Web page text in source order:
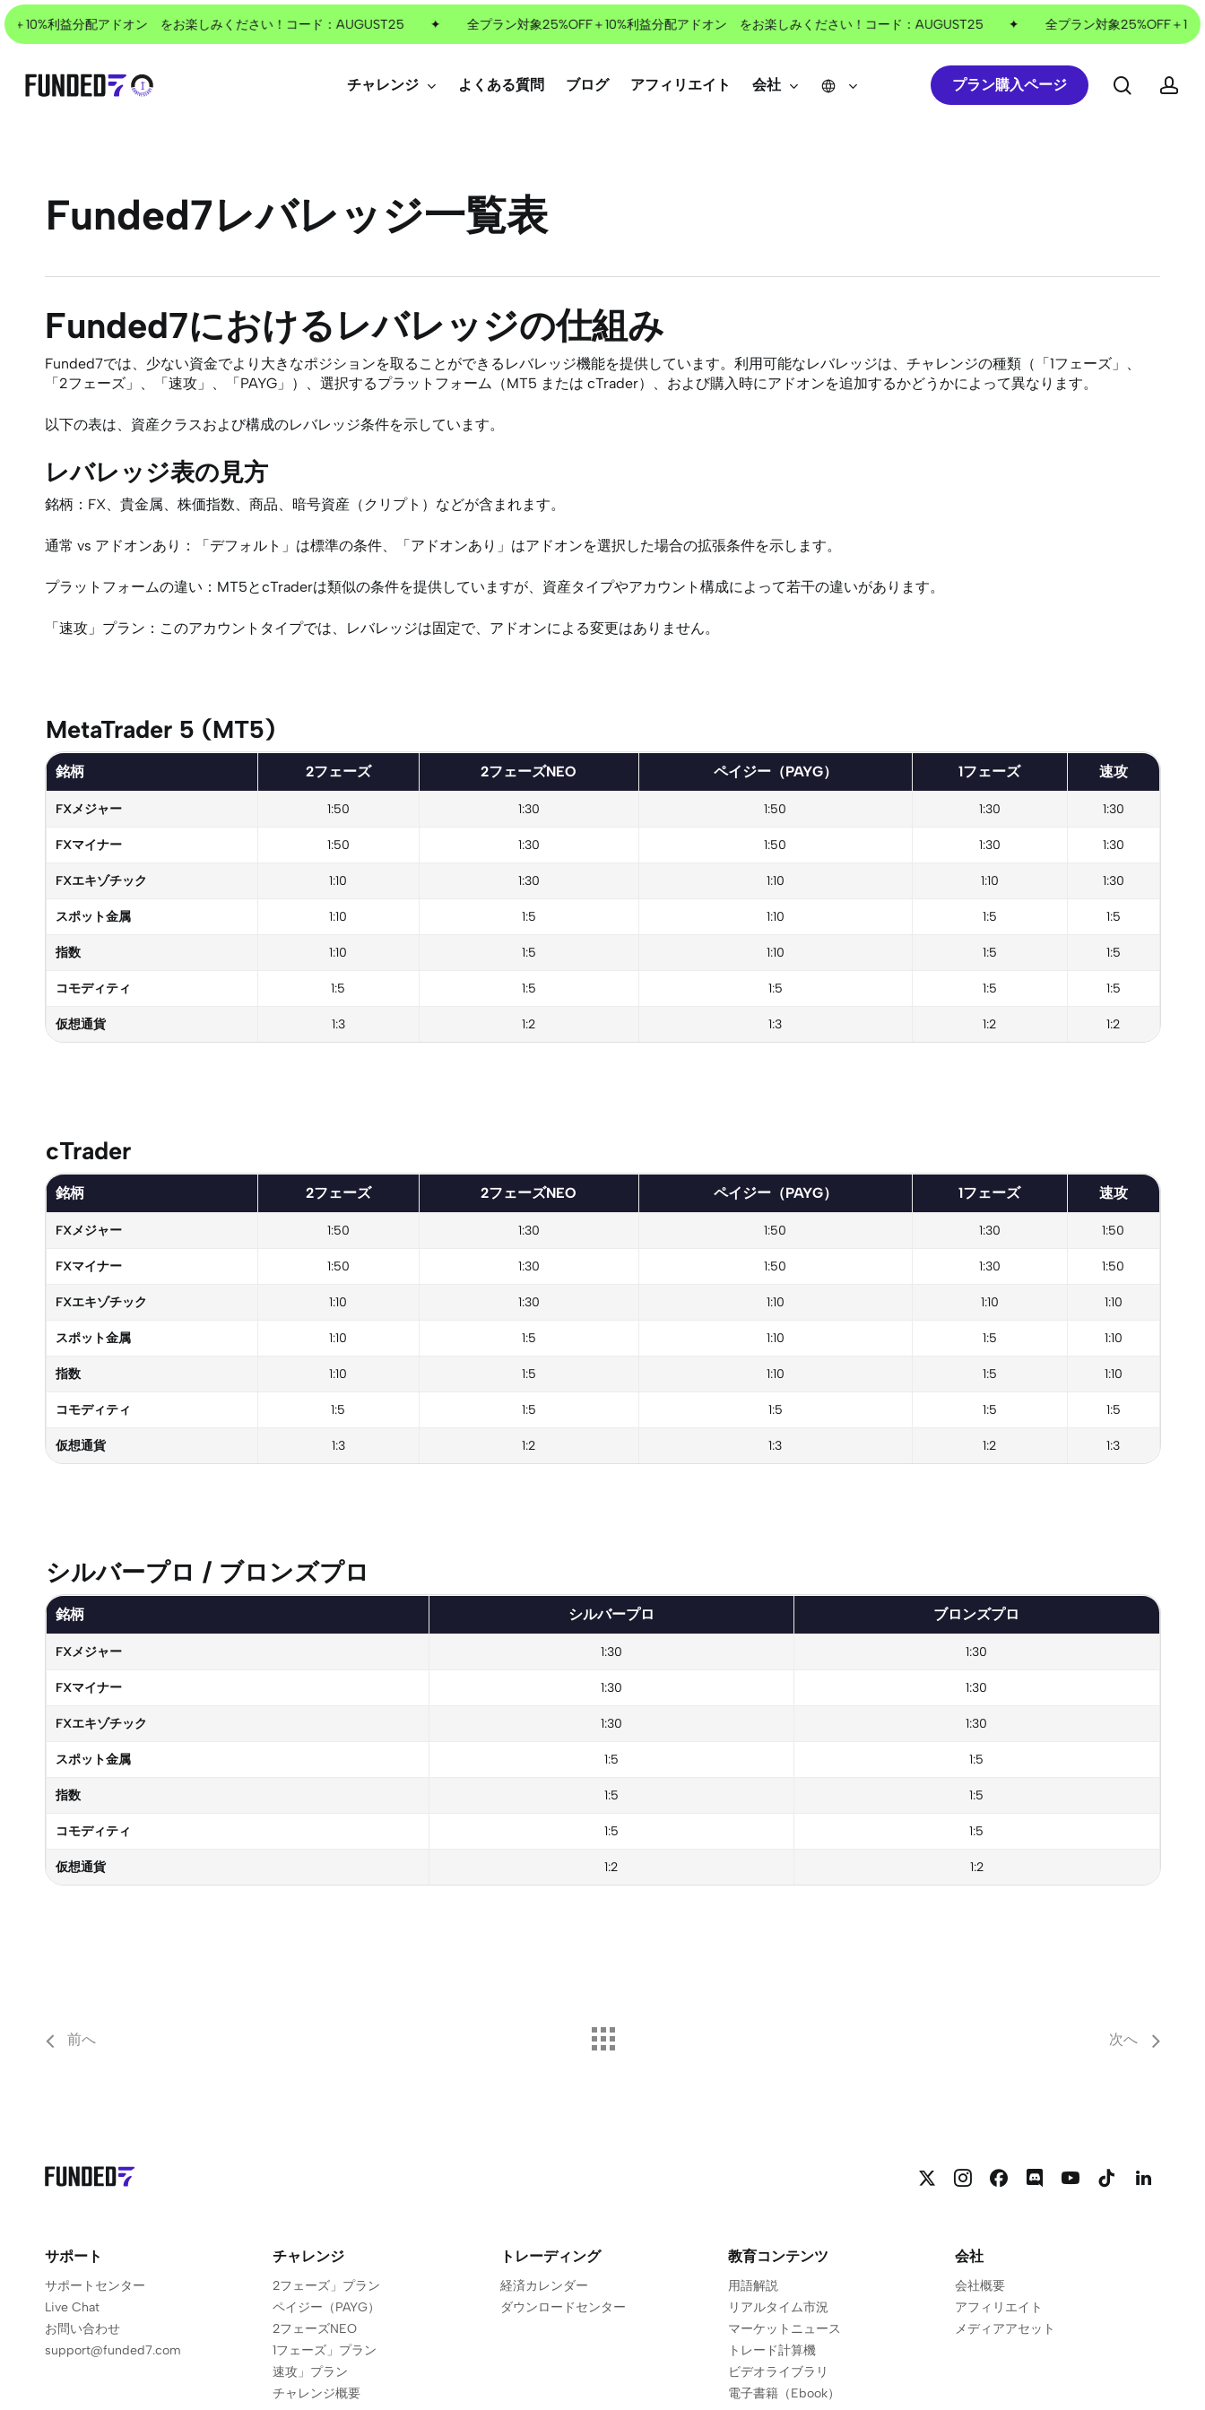
Skip
to
main
利益分配アドオン をお楽しみください！コード：AUGUST25 全プラン対象25%OFF＋10%利益分配アドオン をお楽しみください！コード：AUGUST25 全プラン対象25%OFF＋10%
チャレンジ よくある質問 ブログ アフィリエイト 会社 プラン購入ページ search
Funded7レバレッジ一覧表
Funded7におけるレバレッジの仕組み
Funded7では、少ない資金でより大きなポジションを取ることができるレバレッジ機能を提供しています。利用可能なレバレッジは、チャレンジの種類（「1フェーズ」、
「2フェーズ」、「速攻」、「PAYG」）、選択するプラットフォーム（MT5 または cTrader）、および購入時にアドオンを追加するかどうかによって異なります。
以下の表は、資産クラスおよび構成のレバレッジ条件を示しています。
レバレッジ表の見方
銘柄：FX、貴金属、株価指数、商品、暗号資産（クリプト）などが含まれます。
通常 vs アドオンあり：「デフォルト」は標準の条件、「アドオンあり」はアドオンを選択した場合の拡張条件を示します。
プラットフォームの違い：MT5とcTraderは類似の条件を提供していますが、資産タイプやアカウント構成によって若干の違いがあります。
「速攻」プラン：このアカウントタイプでは、レバレッジは固定で、アドオンによる変更はありません。
MetaTrader 5 (MT5)
銘柄 2フェーズ 2フェーズNEO ペイジー（PAYG） 1フェーズ 速攻
FXメジャー 1:50 1:30 1:50 1:30 1:30
FXマイナー 1:50 1:30 1:50 1:30 1:30
FXエキゾチック 1:10 1:30 1:10 1:10 1:30
スポット金属 1:10 1:5 1:10 1:5 1:5
指数 1:10 1:5 1:10 1:5 1:5
コモディティ 1:5 1:5 1:5 1:5 1:5
仮想通貨 1:3 1:2 1:3 1:2 1:2
cTrader
銘柄 2フェーズ 2フェーズNEO ペイジー（PAYG） 1フェーズ 速攻
FXメジャー 1:50 1:30 1:50 1:30 1:50
FXマイナー 1:50 1:30 1:50 1:30 1:50
FXエキゾチック 1:10 1:30 1:10 1:10 1:10
スポット金属 1:10 1:5 1:10 1:5 1:10
指数 1:10 1:5 1:10 1:5 1:10
コモディティ 1:5 1:5 1:5 1:5 1:5
仮想通貨 1:3 1:2 1:3 1:2 1:3
シルバープロ / ブロンズプロ
銘柄 シルバープロ ブロンズプロ
FXメジャー 1:30 1:30
FXマイナー 1:30 1:30
FXエキゾチック 1:30 1:30
スポット金属 1:5 1:5
指数 1:5 1:5
コモディティ 1:5 1:5
仮想通貨 1:2 1:2
前へ 次へ
サポート
サポートセンター
Live Chat
お問い合わせ
support@funded7.com
チャレンジ
2フェーズ」プラン
ペイジー（PAYG）
2フェーズNEO
1フェーズ」プラン
速攻」プラン
チャレンジ概要
トレーディング
経済カレンダー
ダウンロードセンター
教育コンテンツ
用語解説
リアルタイム市況
マーケットニュース
トレード計算機
ビデオライブラリ
電子書籍（Ebook）
会社
会社概要
アフィリエイト
メディアアセット